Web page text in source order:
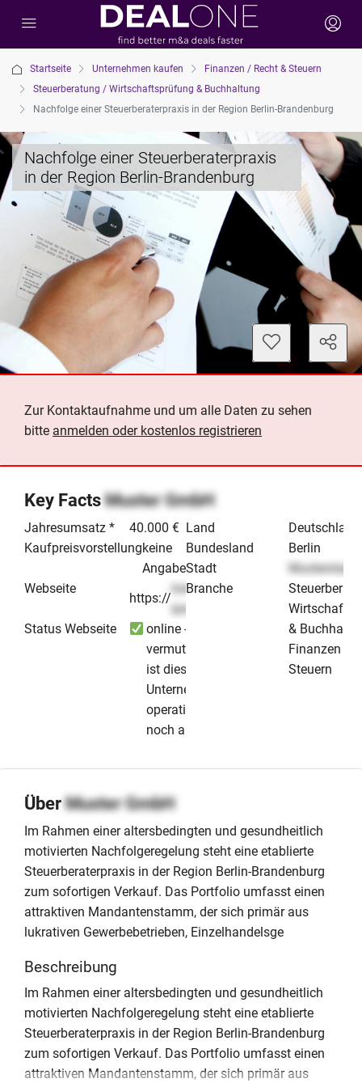
Startseite Unternehmen kaufen
Finanzen / Recht & Steuern
Steuerberatung / Wirtschaftsprüfung & Buchhaltung
Nachfolge einer Steuerberaterpraxis in der Region Berlin-Brandenburg
Nachfolge einer Steuerberaterpraxis
in der Region Berlin-Brandenburg
Zur Kontaktaufnahme und um alle Daten zu sehen
bitte anmelden oder kostenlos registrieren
Key FactsMuster GmbH
Jahresumsatz *
40.000 €
Kaufpreisvorstellungkeine
Angabe
Webseite
https://
lorem-
ipsum
.de
Status Webseite
online -
vermutlich
ist dieses
Unternehmen
operativ
noch aktiv
Land
Deutschland
Bundesland
Berlin
Stadt
Musterstadt
Branche
&
Finanzen /
Steuern
ÜberMuster GmbH
Im Rahmen einer altersbedingten und gesundheitlich
motivierten Nachfolgeregelung steht eine etablierte
Steuerberaterpraxis in der Region Berlin-Brandenburg
zum sofortigen Verkauf. Das Portfolio umfasst einen
attraktiven Mandantenstamm, der sich primär aus
lukrativen Gewerbebetrieben, Einzelhandelsge
Beschreibung
Im Rahmen einer altersbedingten und gesundheitlich
motivierten Nachfolgeregelung steht eine etablierte
Steuerberaterpraxis in der Region Berlin-Brandenburg
zum sofortigen Verkauf. Das Portfolio umfasst einen
attraktiven Mandantenstamm, der sich primär aus